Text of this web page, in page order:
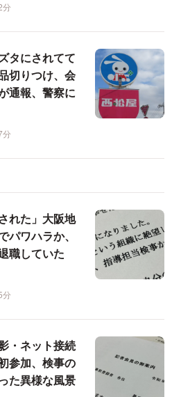
分
タにされてて
切りつけ、会
通報、警察に
分
れた」大阪地
パワハラか、
職していた
分
・ネット接続
参加、検事の
た異様な風景